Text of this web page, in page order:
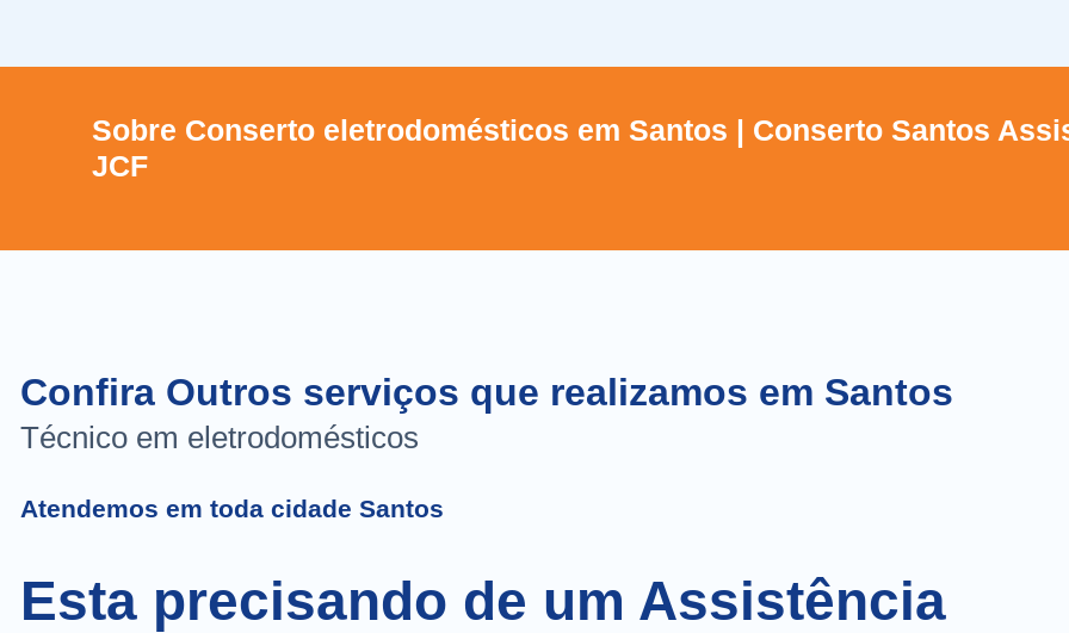
Sobre Conserto eletrodomésticos em Santos | Conserto Santos
JCF
Confira Outros serviços que realizamos em Santos
Técnico em eletrodomésticos
Atendemos em toda cidade Santos
Esta precisando de um Assistência